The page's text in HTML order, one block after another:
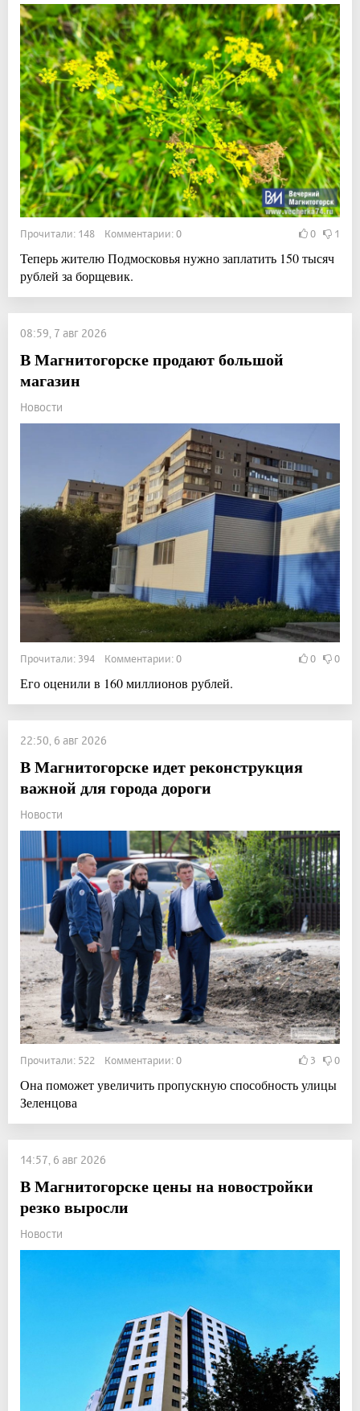
Прочитали: 148 Комментарии: 0 0 1
Теперь жителю Подмосковья нужно заплатить 150 тысяч
рублей за борщевик.
08:59, 7 авг 2026
В Магнитогорске продают большой
магазин
Новости
Прочитали: 394 Комментарии: 0 0 0
Его оценили в 160 миллионов рублей.
22:50, 6 авг 2026
В Магнитогорске идет реконструкция
важной для города дороги
Новости
Прочитали: 522 Комментарии: 0 3 0
Она поможет увеличить пропускную способность улицы
Зеленцова
14:57, 6 авг 2026
В Магнитогорске цены на новостройки
резко выросли
Новости